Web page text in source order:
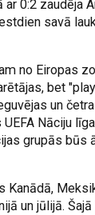
0:2 zaudēja
savā
no Eiropas
bet
un
Nāciju
grupās būs
Kanādā,
un jūlijā.